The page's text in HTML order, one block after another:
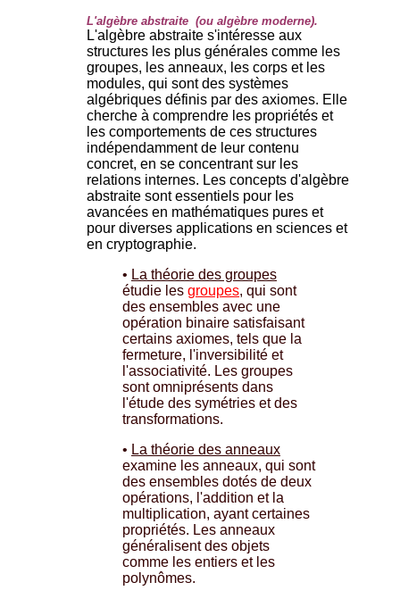
L'algèbre abstraite (ou algèbre moderne).
L'algèbre abstraite s'intéresse aux
structures les plus générales comme les
groupes, les anneaux, les corps et les
modules, qui sont des systèmes
algébriques définis par des axiomes. Elle
cherche à comprendre les propriétés et
les comportements de ces structures
indépendamment de leur contenu
concret, en se concentrant sur les
relations internes. Les concepts d'algèbre
abstraite sont essentiels pour les
avancées en mathématiques pures et
pour diverses applications en sciences et
en cryptographie.
• La théorie des groupes
étudie les groupes, qui sont
des ensembles avec une
opération binaire satisfaisant
certains axiomes, tels que la
fermeture, l'inversibilité et
l'associativité. Les groupes
sont omniprésents dans
l'étude des symétries et des
transformations.
• La théorie des anneaux
examine les anneaux, qui sont
des ensembles dotés de deux
opérations, l'addition et la
multiplication, ayant certaines
propriétés. Les anneaux
généralisent des objets
comme les entiers et les
polynômes.